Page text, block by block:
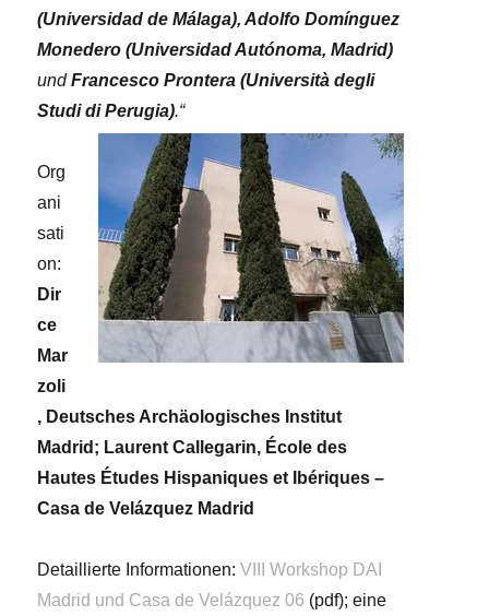
(Universidad de Málaga), Adolfo Domínguez
Monedero (Universidad Autónoma, Madrid)
undFrancesco Prontera (Università degli
Studi di Perugia).“
Org
ani
sati
on:
Dir
ce
Mar
zoli
, Deutsches Archäologisches Institut
Madrid; Laurent Callegarin, École des
Hautes Études Hispaniques et Ibériques –
Casa de Velázquez Madrid
Detaillierte Informationen:VIII Workshop DAI
Madrid und Casa de Velázquez 06 (pdf); eine